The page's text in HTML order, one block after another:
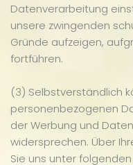
Datenverarbeitung
unsere zwingenden
Gründe aufzeigen,
fortführen.
(3) Selbstverständlich
personenbezogenen
der Werbung und
widersprechen. Über
Sie uns unter